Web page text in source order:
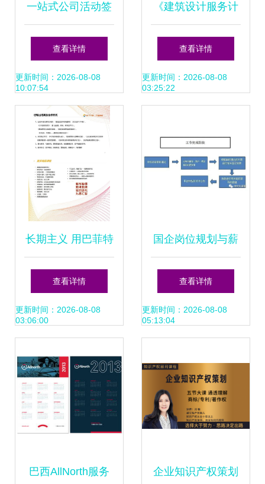
一站式公司活动签
到墙设计制作与安
装 从互动策划到完
美落地的全方位服
务
查看详情
更新时间：2026-08-08
10:07:54
《建筑设计服务计
费指导》与咨询策
划服务的模块化设
9月版本解读
查看详情
更新时间：2026-08-08
03:25:22
长期主义 用巴菲特
的智慧买基金与咨
询策划服务的精髓
查看详情
更新时间：2026-08-08
03:06:00
国企岗位规划与薪
酬绩效体系设计 中
至远咨询助您精准
查看详情
更新时间：2026-08-08
05:13:04
巴西AllNorth服务 企业知识产权策划